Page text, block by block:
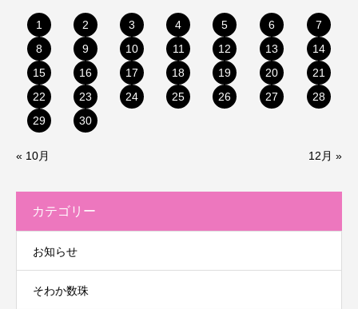
1 2 3 4 5 6
7
8
9 10 11 12 13
14
15
16 17 18 19 20
21
22
23 24 25 26 27
28
29
30
« 10月 12月 »
カテゴリー
お知らせ
そわか数珠